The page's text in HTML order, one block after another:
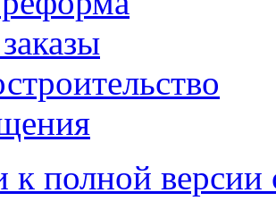
к полной версии